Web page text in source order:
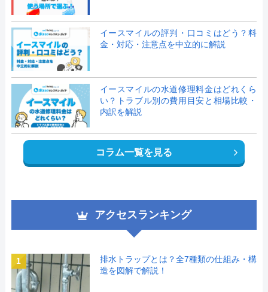
イースマイルの評判・口コミはどう？料
金・対応・注意点を中立的に解説
イースマイルの水道修理料金はどれくら
い？トラブル別の費用目安と相場比較・
内訳を解説
コラム一覧を見る
アクセスランキング
1
排水トラップとは？全7種類の仕組み・構
造を図解で解説！